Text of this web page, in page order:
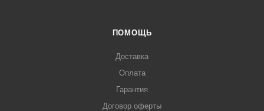
ПОМОЩЬ
Доставка
Оплата
Гарантия
Договор оферты